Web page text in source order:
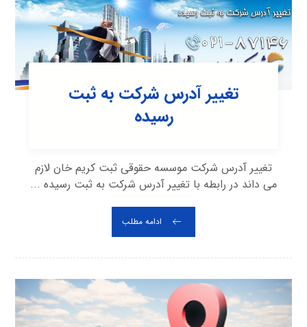
تغییر آدرس شرکت به ثبت
رسیده
تغییر آدرس شرکت موسسه حقوقی ثبت کریم خان لازم
می داند در رابطه با تغییر آدرس شرکت به ثبت رسیده ...
ادامه مطلب